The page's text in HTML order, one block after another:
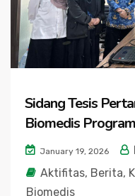
Sidang Tesis
Biomedis
January 19, 2026
Aktifitas, Berita,
Biomedis